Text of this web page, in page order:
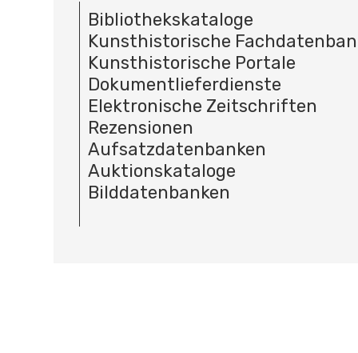
Bibliothekskataloge
Kunsthistorische
Kunsthistorische Portale
Dokumentlieferdienste
Elektronische Zeitschriften
Rezensionen
Aufsatzdatenbanken
Auktionskataloge
Bilddatenbanken